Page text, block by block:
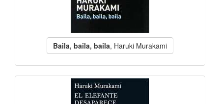
Baila, baila, baila, Haruki Murakami